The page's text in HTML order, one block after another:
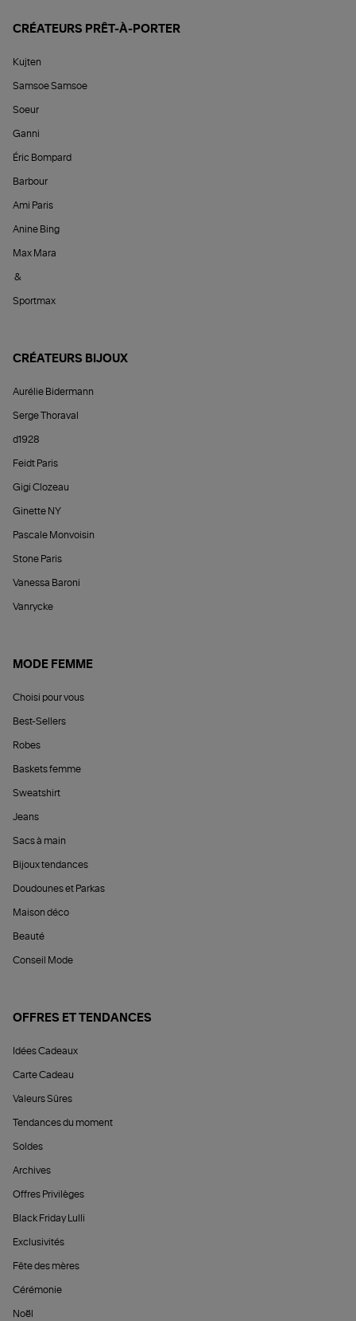
CRÉATEURS PRÊT-À-PORTER
Kujten
Samsoe Samsoe
Soeur
Ganni
Éric Bompard
Barbour
Ami Paris
Anine Bing
Max Mara
&
Sportmax
CRÉATEURS BIJOUX
Aurélie Bidermann
Serge Thoraval
d1928
Feidt Paris
Gigi Clozeau
Ginette NY
Pascale Monvoisin
Stone Paris
Vanessa Baroni
Vanrycke
MODE FEMME
Choisi pour vous
Best-Sellers
Robes
Baskets femme
Sweatshirt
Jeans
Sacs à main
Bijoux tendances
Doudounes et Parkas
Maison déco
Beauté
Conseil Mode
OFFRES ET TENDANCES
Idées Cadeaux
Carte Cadeau
Valeurs Sûres
Tendances du moment
Soldes
Archives
Offres Privilèges
Black Friday Lulli
Exclusivités
Fête des mères
Cérémonie
Noël